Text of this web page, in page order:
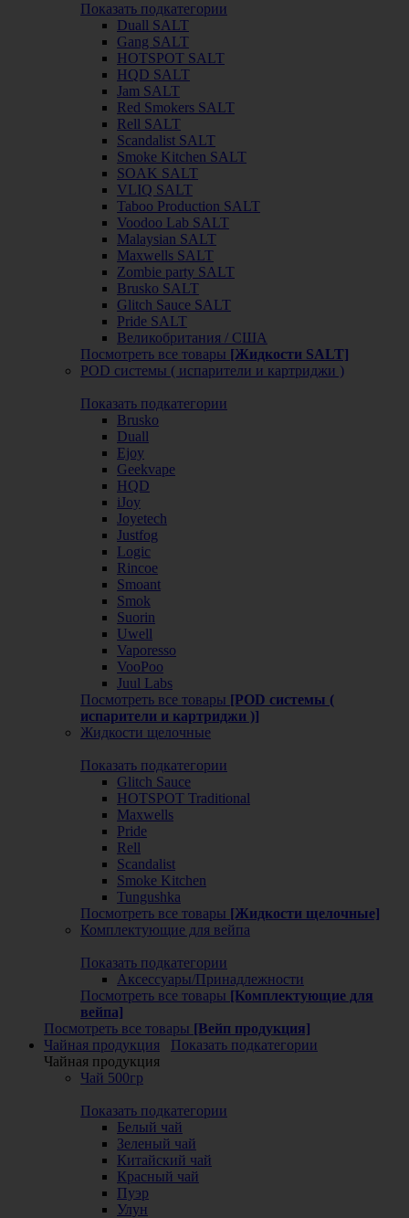
Показать подкатегории
Duall SALT
Gang SALT
HOTSPOT SALT
HQD SALT
Jam SALT
Red Smokers SALT
Rell SALT
Scandalist SALT
Smoke Kitchen SALT
SOAK SALT
VLIQ SALT
Taboo Production SALT
Voodoo Lab SALT
Malaysian SALT
Maxwells SALT
Zombie party SALT
Brusko SALT
Glitch Sauce SALT
Pride SALT
Великобритания / США
Посмотреть все товары [Жидкости SALT]
POD системы ( испарители и картриджи )
Показать подкатегории
Brusko
Duall
Ejoy
Geekvape
HQD
iJoy
Joyetech
Justfog
Logic
Rincoe
Smoant
Smok
Suorin
Uwell
Vaporesso
VooPoo
Juul Labs
Посмотреть все товары [POD системы (
испарители и картриджи )]
Жидкости щелочные
Показать подкатегории
Glitch Sauce
HOTSPOT Traditional
Maxwells
Pride
Rell
Scandalist
Smoke Kitchen
Tungushka
Посмотреть все товары [Жидкости щелочные]
Комплектующие для вейпа
Показать подкатегории
Аксессуары/Принадлежности
Посмотреть все товары [Комплектующие для
вейпа]
Посмотреть все товары [Вейп продукция]
Чайная продукция
Показать подкатегории
Чайная продукция
Чай 500гр
Показать подкатегории
Белый чай
Зеленый чай
Китайский чай
Красный чай
Пуэр
Улун